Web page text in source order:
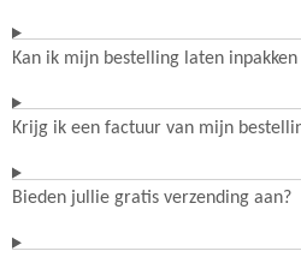
Kan ik mijn bestelling laten inpakken
Krijg ik een factuur van mijn
Bieden jullie gratis verzending aan?